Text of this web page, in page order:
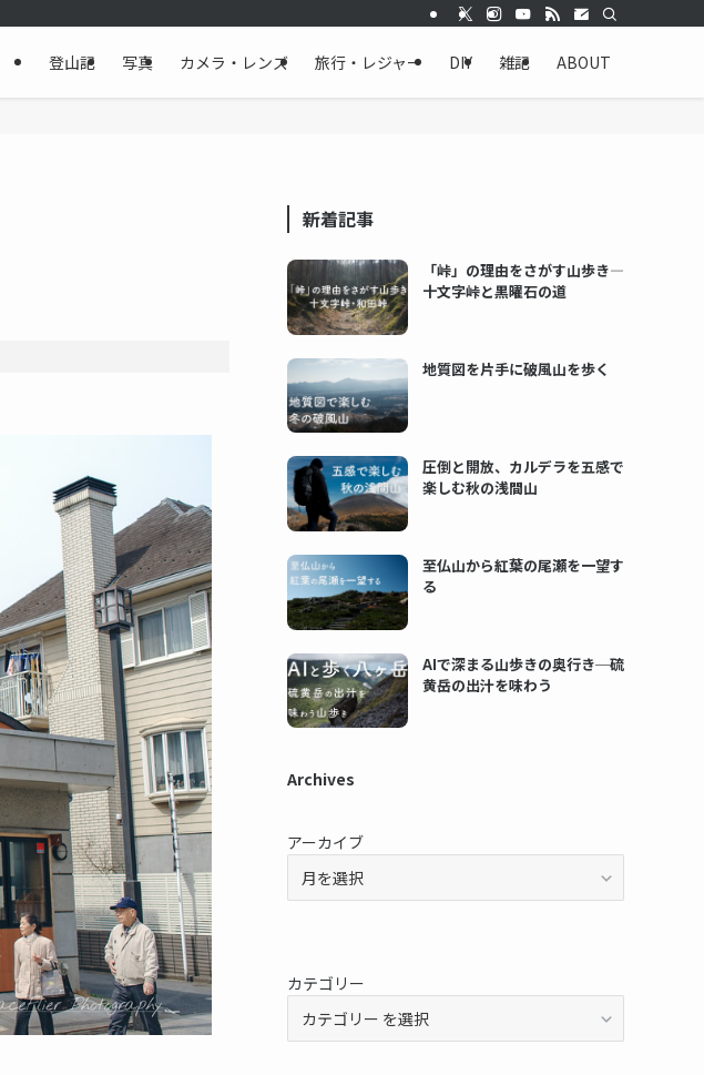
登山記 写真 カメラ・レンズ 旅行・レジャー DIY 雑記 ABOUT
新着記事
「峠」の理由をさがす山歩き―
十文字峠と黒曜石の道
地質図を片手に破風山を歩く
圧倒と開放、カルデラを五感で
楽しむ秋の浅間山
至仏山から紅葉の尾瀬を一望す
る
AIで深まる山歩きの奥行き─硫
黄岳の出汁を味わう
Archives
アーカイブ
カテゴリー